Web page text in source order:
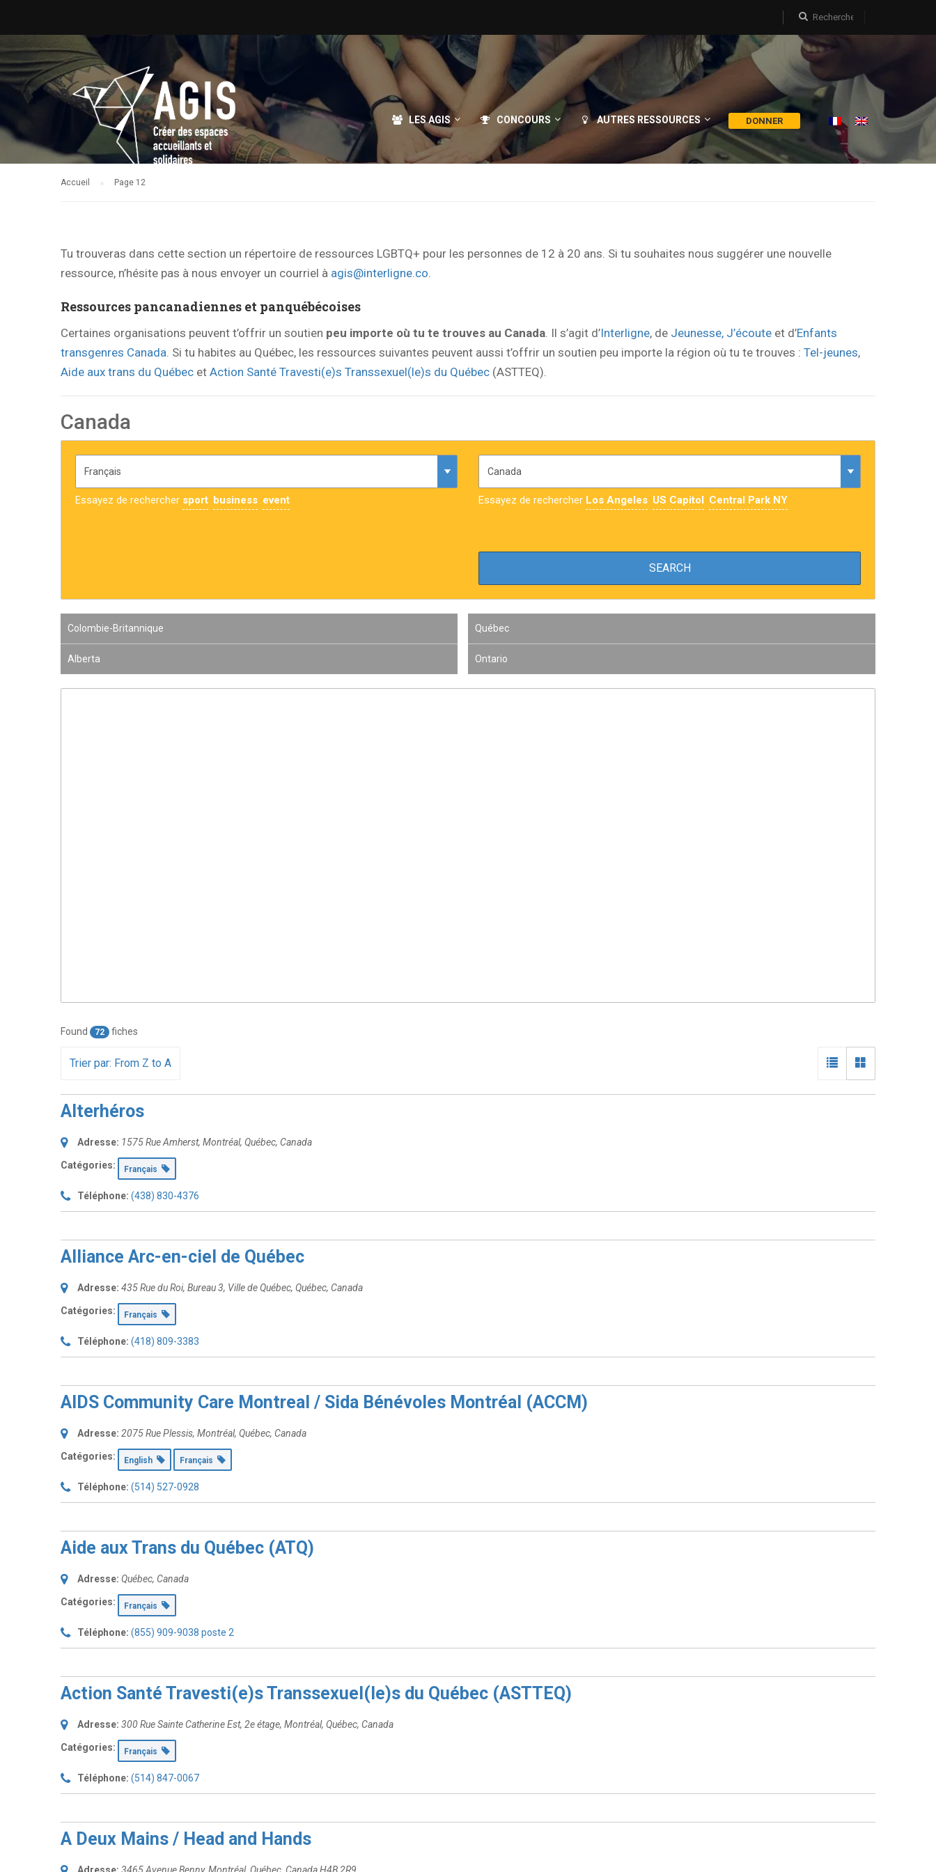
LES AGIS CONCOURS AUTRES RESSOURCES DONNER
Accueil Page 12
Tu trouveras dans cette section un répertoire de ressources LGBTQ+ pour les personnes de 12 à 20 ans. Si tu souhaites nous suggérer une nouvelle
ressource, n’hésite pas à nous envoyer un courriel à agis@interligne.co.
Ressources pancanadiennes et panquébécoises
Certaines organisations peuvent t’offrir un soutien peu importe où tu te trouves au Canada. Il s’agit d’Interligne, de Jeunesse, J’écoute et d’Enfants
transgenres Canada. Si tu habites au Québec, les ressources suivantes peuvent aussi t’offrir un soutien peu importe la région où tu te trouves : Tel-jeunes,
Aide aux trans du Québec et Action Santé Travesti(e)s Transsexuel(le)s du Québec (ASTTEQ).
Canada
Essayez de rechercher sport business event Essayez de rechercher Los Angeles US Capitol Central Park NY
Colombie-Britannique Québec
Alberta Ontario
Found 72 fiches
Trier par: From Z to A
Alterhéros
Adresse: 1575 Rue Amherst, Montréal, Québec, Canada
Catégories: Français
Téléphone: (438) 830-4376
Alliance Arc-en-ciel de Québec
Adresse: 435 Rue du Roi, Bureau 3, Ville de Québec, Québec, Canada
Catégories: Français
Téléphone: (418) 809-3383
AIDS Community Care Montreal / Sida Bénévoles Montréal (ACCM)
Adresse: 2075 Rue Plessis, Montréal, Québec, Canada
Catégories: English Français
Téléphone: (514) 527-0928
Aide aux Trans du Québec (ATQ)
Adresse: Québec, Canada
Catégories: Français
Téléphone: (855) 909-9038 poste 2
Action Santé Travesti(e)s Transsexuel(le)s du Québec (ASTTEQ)
Adresse: 300 Rue Sainte Catherine Est, 2e étage, Montréal, Québec, Canada
Catégories: Français
Téléphone: (514) 847-0067
A Deux Mains / Head and Hands